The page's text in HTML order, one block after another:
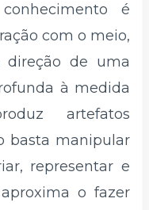
é
com o meio,
direção de uma
à medida
artefatos
basta manipular
representar e
o fazer